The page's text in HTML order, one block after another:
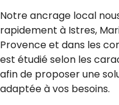
Notre ancrage local
rapidement à Istres,
Provence et dans les
est étudié selon les
afin de proposer une
adaptée à vos besoins.